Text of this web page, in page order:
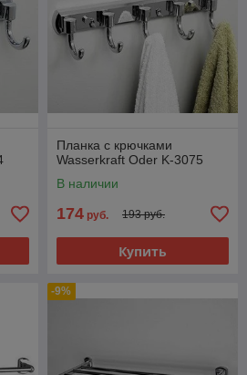
Планка с крючками
Wasserkraft Oder K-3075
В наличии
174 руб. 193 руб.
Купить
-9%